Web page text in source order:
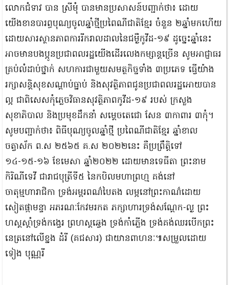
លោកជំទាវ បាន ស្រីមុំ បានមានប្រសាសន៍បញ្ជាក់ថា៖ ដោយ
យើងខានបារព្ធបុណ្យចូលឆ្នាំថ្មីប្រពៃណីជាតិខ្មែរ ចំនួន ២ឆ្នាំមកហើយ
ដោយសារស្ថានភាពការរីករាលដាលនៃជម្ងឺកូវីដ-១៩ ដូច្នេះឆ្នាំនេះ
អាចមានបងប្អូនប្រជាពលរដ្ឋយើងដើរលេងកម្សាន្តច្រើន សូមអាជ្ញាធរ
គ្រប់លំដាប់ថ្នាក់ សហការជាមួយសមត្ថកិច្ចទាំង ៣ប្រភេទ ធ្វើយ៉ាង
រក្សាសន្តិសុខសណ្តាប់ធ្នាប់ និងសុវត្ថិភាពជូនប្រជាពលរដ្ឋអោយបាន
ល្អ ជាពិសេសកុំភ្លេចវិធានសុវត្ថិភាពកូវីដ-១៩ របស់ ក្រសួង
សុខាភិបាល និងប្រមុខដឹកនាំ សម្តេចតេជោ សែន ៣កាពារ ៣កុំ។
សូមបញ្ជាក់ថា៖ ពិធីបុណ្យចូលឆ្នាំថ្មី ប្រពៃណីជាតិខ្មែរ ឆ្នាំខាល
ចត្វាស័ក ព.ស ២៥៦៥ គ.ស ២០២២នេះ គឺប្រព្រឹត្តិទៅ
១៤-១៥-១៦ ខែមេសា ឆ្នាំ២០២២ ដោយមានទេធីតា ព្រះនាម
កិរិណីទេវី ជារាជបុត្រីទី៥ នៃកបិលមហាព្រហ្ម គង់នៅ
ចាតុម្មហារាជិកា ទ្រង់អម្ពរពណ៌បៃតង លម្អនៅព្រះកាណ៌ដោយ
សៀតផ្កាមន្ទា អភរណៈកែវមរកត ភក្សាហារទ្រង់សណ្ដែក-ល្ង ព្រះ
ហស្ដស្តាំទ្រង់កង្វេរ ព្រហស្តឆ្វេង ទ្រង់កាំភ្លើង ទ្រង់គង់ឈរបើកព្រះ
នេត្រនៅលើខ្នង ដំរី (គជសារ) ជាយានពាហនៈ៕សម្រួលដោយ
ទៀង បុណ្ណរី